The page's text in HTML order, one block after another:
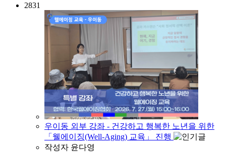
2831
우이동 외부 강좌 - 건강하고 행복한 노년을 위한
「웰에이징(Well-Aging) 교육」 진행
작성자 윤다영